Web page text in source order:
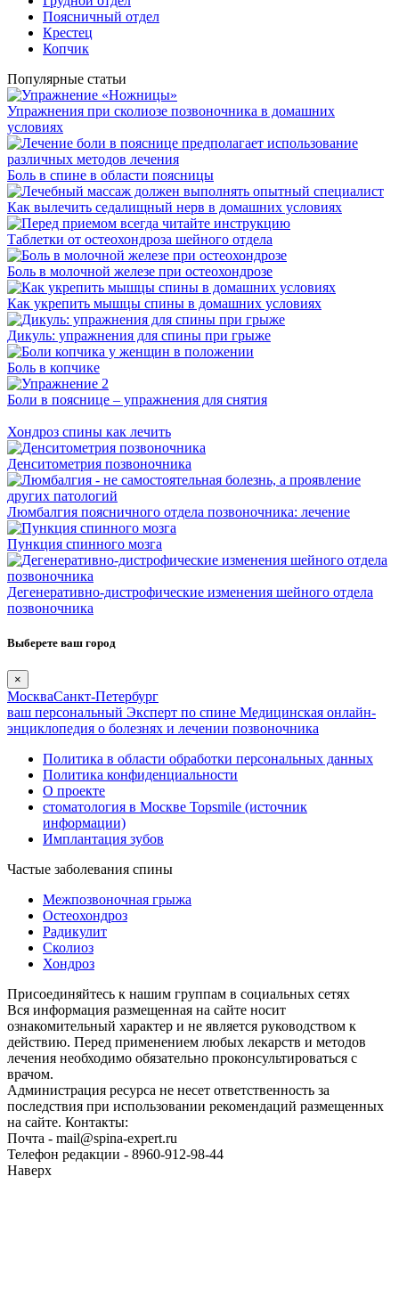
Поясничный отдел
Крестец
Копчик
Популярные статьи
Упражнения при сколиозе позвоночника в домашних
условиях
Боль в спине в области поясницы
Как вылечить седалищный нерв в домашних условиях
Таблетки от остеохондроза шейного отдела
Боль в молочной железе при остеохондрозе
Как укрепить мышцы спины в домашних условиях
Дикуль: упражнения для спины при грыже
Боль в копчике
Боли в пояснице – упражнения для снятия
Хондроз спины как лечить
Денситометрия позвоночника
Люмбалгия поясничного отдела позвоночника: лечение
Пункция спинного мозга
Дегенеративно-дистрофические изменения шейного отдела
позвоночника
Выберете ваш город
×
МоскваСанкт-Петербург
ваш персональный Эксперт по спине Медицинская онлайн-
энциклопедия о болезнях и лечении позвоночника
Политика в области обработки персональных данных
Политика конфиденциальности
О проекте
стоматология в Москве Topsmile (источник
информации)
Имплантация зубов
Частые заболевания спины
Межпозвоночная грыжа
Остеохондроз
Радикулит
Сколиоз
Хондроз
Присоединяйтесь к нашим группам в социальных сетях
Вся информация размещенная на сайте носит
ознакомительный характер и не является руководством к
действию. Перед применением любых лекарств и методов
лечения необходимо обязательно проконсультироваться с
врачом.
Администрация ресурса не несет ответственность за
последствия при использовании рекомендаций размещенных
на сайте. Контакты:
Почта - mail@spina-expert.ru
Телефон редакции - 8960-912-98-44
Наверх